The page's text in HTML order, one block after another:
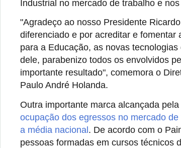
Industrial no mercado de trabalho e
"Agradeço ao nosso Presidente
diferenciado e por acreditar e fomentar
para a Educação, as novas
dele, parabenizo todos os envolvidos
importante resultado", comemora o
Paulo André Holanda.
Outra importante marca alcançada
ocupação dos egressos no mercado
a média nacional. De acordo com o
pessoas formadas em cursos técnicos